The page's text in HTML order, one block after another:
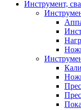
Инструмент,